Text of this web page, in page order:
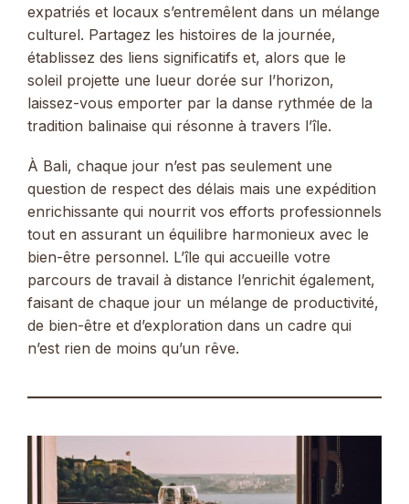
expatriés et locaux s’entremêlent dans un mélange
culturel. Partagez les histoires de la journée,
établissez des liens significatifs et, alors que le
soleil projette une lueur dorée sur l’horizon,
laissez-vous emporter par la danse rythmée de la
tradition balinaise qui résonne à travers l’île.
À Bali, chaque jour n’est pas seulement une
question de respect des délais mais une expédition
enrichissante qui nourrit vos efforts professionnels
tout en assurant un équilibre harmonieux avec le
bien-être personnel. L’île qui accueille votre
parcours de travail à distance l’enrichit également,
faisant de chaque jour un mélange de productivité,
de bien-être et d’exploration dans un cadre qui
n’est rien de moins qu’un rêve.